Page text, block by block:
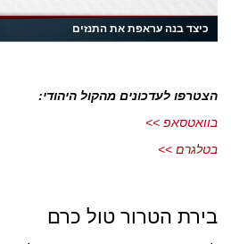
כיצד בנה עראפת את התנזים
הצטרפו לעדכונים מהקול היהודי:
בוואטסאפ >>
בטלגרם >>
בירת הטרור טול כרם